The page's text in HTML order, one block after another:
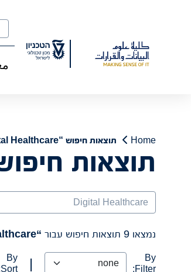
Home תוצאות חיפוש “Digital Healthcare”
תוצאות
Search
נמצאו 9 תוצאות חיפוש עבור “Digital Healthcare”
By
Filter:
|
By
Sort: